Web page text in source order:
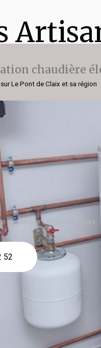
chaudière
Le Pont de Claix et sa région
électrique Le Pont de Claix
52